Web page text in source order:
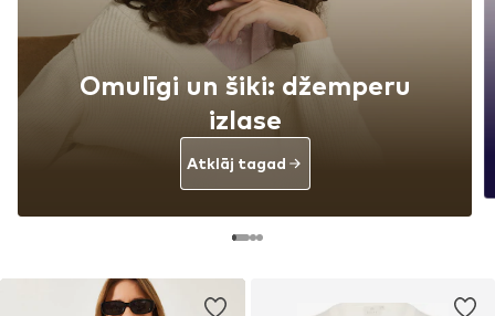
Omulīgi un šiki: džemperu
izlase
Atklāj tagad